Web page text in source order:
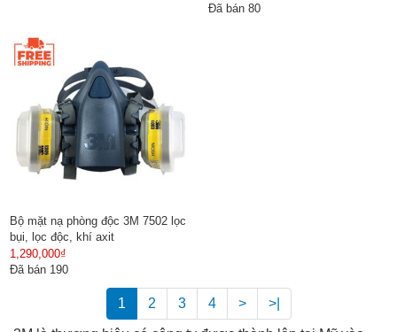
Đã bán 80
Bộ mặt nạ phòng độc 3M 7502 lọc
bụi, lọc độc, khí axit
1,290,000₫
Đã bán 190
1 2 3 4 > >|